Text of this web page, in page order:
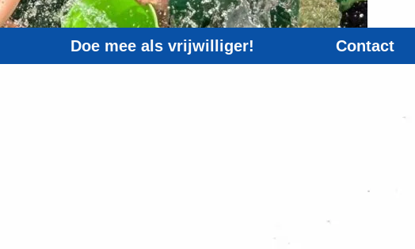
Doe mee als vrijwilliger! Contact